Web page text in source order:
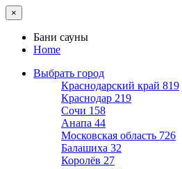
×
Бани сауны
Home
Выбрать город
Краснодарский край 819
Краснодар 219
Сочи 158
Анапа 44
Московская область 726
Балашиха 32
Королёв 27